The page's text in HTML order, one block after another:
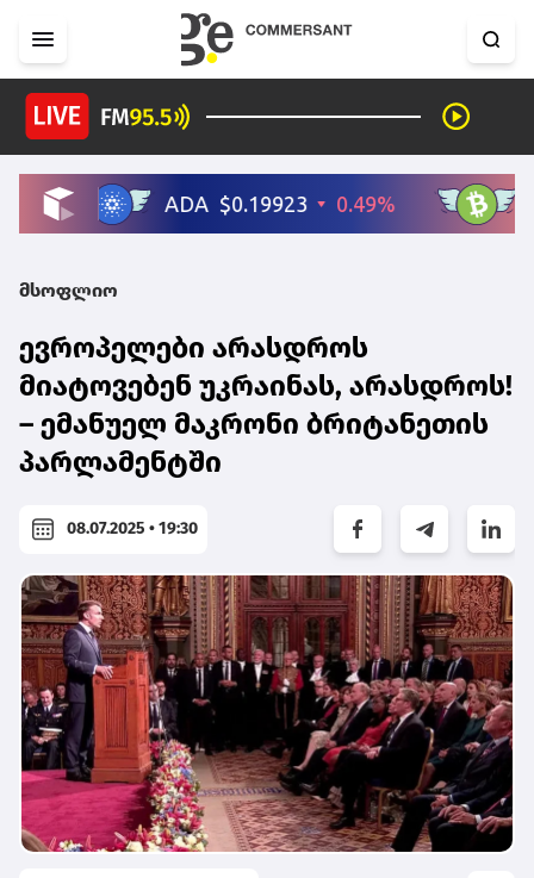
მსოფლიო
ევროპელები არასდროს
მიატოვებენ უკრაინას, არასდროს!
– ემანუელ მაკრონი ბრიტანეთის
პარლამენტში
08.07.2025 • 19:30